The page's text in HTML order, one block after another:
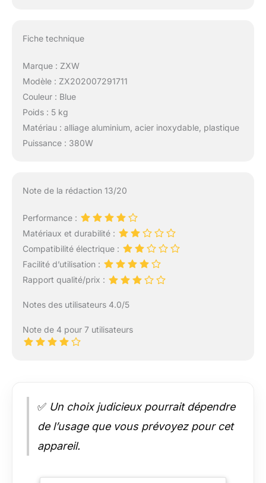
Fiche technique
Marque : ZXW
Modèle : ZX202007291711
Couleur : Blue
Poids : 5 kg
Matériau : alliage aluminium, acier inoxydable, plastique
Puissance : 380W
Note de la rédaction 13/20
Performance :
Matériaux et durabilité :
Compatibilité électrique :
Facilité d’utilisation :
Rapport qualité/prix :
Notes des utilisateurs 4.0/5
Note de 4 pour 7 utilisateurs
✅ Un choix judicieux pourrait dépendre
de l’usage que vous prévoyez pour cet
appareil.